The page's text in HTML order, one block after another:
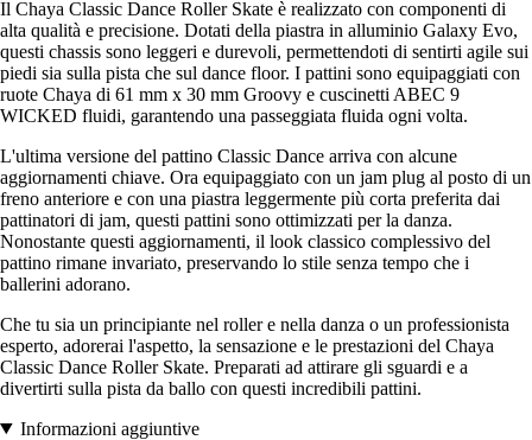
Il Chaya Classic Dance Roller Skate è realizzato con componenti di
alta qualità e precisione. Dotati della piastra in alluminio Galaxy Evo,
questi chassis sono leggeri e durevoli, permettendoti di sentirti agile sui
piedi sia sulla pista che sul dance floor. I pattini sono equipaggiati con
ruote Chaya di 61 mm x 30 mm Groovy e cuscinetti ABEC 9
WICKED fluidi, garantendo una passeggiata fluida ogni volta.
L'ultima versione del pattino Classic Dance arriva con alcune
aggiornamenti chiave. Ora equipaggiato con un jam plug al posto di un
freno anteriore e con una piastra leggermente più corta preferita dai
pattinatori di jam, questi pattini sono ottimizzati per la danza.
Nonostante questi aggiornamenti, il look classico complessivo del
pattino rimane invariato, preservando lo stile senza tempo che i
ballerini adorano.
Che tu sia un principiante nel roller e nella danza o un professionista
esperto, adorerai l'aspetto, la sensazione e le prestazioni del Chaya
Classic Dance Roller Skate. Preparati ad attirare gli sguardi e a
divertirti sulla pista da ballo con questi incredibili pattini.
Informazioni aggiuntive